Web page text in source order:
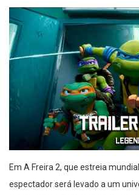
Em A Freira 2, que estreia
espectador será levado a um
narra a história de um padre